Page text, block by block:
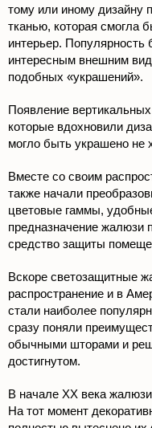
тому или иному дизайну
тканью, которая смогла
интерьер.
интересным внешним
подобных «украшений».
Появление
которые вдохновили
могло быть украшено не
Вместе со своим
также начали
цветовые гаммы,
предназначение жалюзи
средство защиты
Вскоре светозащитные
распространение и в
стали наиболее
сразу поняли
обычными шторами и
достигнутом.
В начале XX века
На тот момент